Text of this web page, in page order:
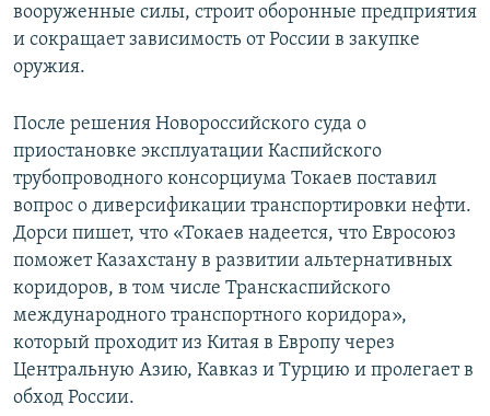
вооруженные силы, строит оборонные предприятия
и сокращает зависимость от России в закупке
оружия.
После решения Новороссийского суда о
приостановке эксплуатации Каспийского
трубопроводного консорциума Токаев поставил
вопрос о диверсификации транспортировки нефти.
Дорси пишет, что «Токаев надеется, что Евросоюз
поможет Казахстану в развитии альтернативных
коридоров, в том числе Транскаспийского
международного транспортного коридора»,
который проходит из Китая в Европу через
Центральную Азию, Кавказ и Турцию и пролегает в
обход России.